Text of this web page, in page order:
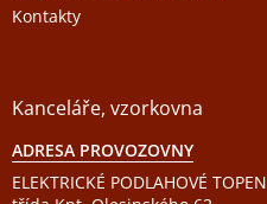
Kontakty
Kanceláře, vzorkovna
ADRESA PROVOZOVNY
ELEKTRICKÉ PODLAHOVÉ